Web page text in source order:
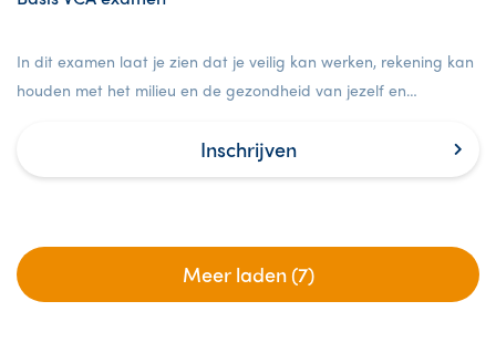
In dit examen laat je zien dat je veilig kan werken, rekening kan
houden met het milieu en de gezondheid van jezelf en
Inschrijven
Meer laden (7)